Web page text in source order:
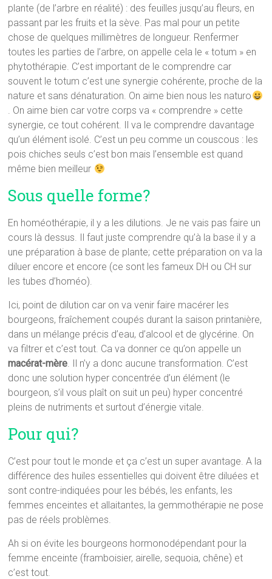
plante (de l’arbre en réalité) : des feuilles jusqu’au fleurs, en
passant par les fruits et la sève. Pas mal pour un petite
chose de quelques millimètres de longueur. Renfermer
toutes les parties de l’arbre, on appelle cela le « totum » en
phytothérapie. C’est important de le comprendre car
souvent le totum c’est une synergie cohérente, proche de la
nature et sans dénaturation. On aime bien nous les naturo
. On aime bien car votre corps va « comprendre » cette
synergie, ce tout cohérent. Il va le comprendre davantage
qu’un élément isolé. C’est un peu comme un couscous : les
pois chiches seuls c’est bon mais l’ensemble est quand
même bien meilleur
Sous quelle forme?
En homéothérapie, il y a les dilutions. Je ne vais pas faire un
cours là dessus. Il faut juste comprendre qu’à la base il y a
une préparation à base de plante; cette préparation on va la
diluer encore et encore (ce sont les fameux DH ou CH sur
les tubes d’homéo).
Ici, point de dilution car on va venir faire macérer les
bourgeons, fraîchement coupés durant la saison printanière,
dans un mélange précis d’eau, d’alcool et de glycérine. On
va filtrer et c’est tout. Ca va donner ce qu’on appelle un
macérat-mère. Il n’y a donc aucune transformation. C’est
donc une solution hyper concentrée d’un élément (le
bourgeon, s’il vous plaît on suit un peu) hyper concentré
pleins de nutriments et surtout d’énergie vitale.
Pour qui?
C’est pour tout le monde et ça c’est un super avantage. A la
différence des huiles essentielles qui doivent être diluées et
sont contre-indiquées pour les bébés, les enfants, les
femmes enceintes et allaitantes, la gemmothérapie ne pose
pas de réels problèmes.
Ah si on évite les bourgeons hormonodépendant pour la
femme enceinte (framboisier, airelle, sequoia, chêne) et
c’est tout.